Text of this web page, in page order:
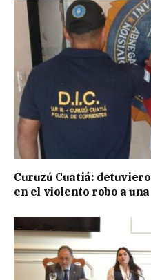
Curuzú Cuatiá:
en el violento robo a